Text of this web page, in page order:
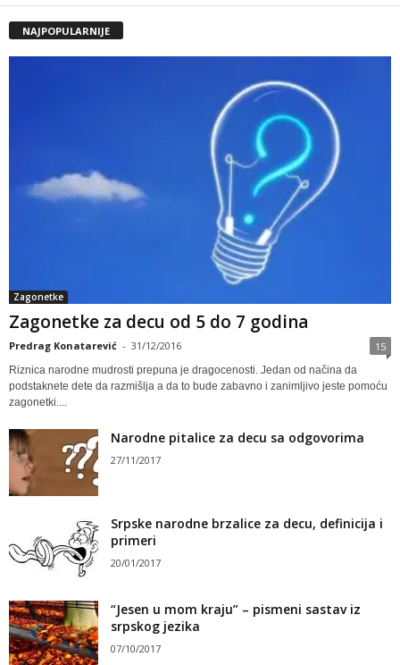
NAJPOPULARNIJE
Zagonetke
Zagonetke za decu od 5 do 7 godina
Predrag Konatarević - 31/12/2016 15
Riznica narodne mudrosti prepuna je dragocenosti. Jedan od načina da
podstaknete dete da razmišlja a da to bude zabavno i zanimljivo jeste pomoću
zagonetki....
Narodne pitalice za decu sa odgovorima
27/11/2017
Srpske narodne brzalice za decu, definicija i
primeri
20/01/2017
“Jesen u mom kraju” – pismeni sastav iz
srpskog jezika
07/10/2017